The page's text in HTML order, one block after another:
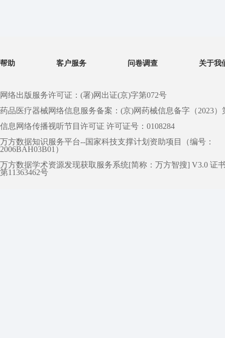
帮助 客户服务 问卷调查 关于我
网络出版服务许可证：(署)网出证(京)字第072号
药品医疗器械网络信息服务备案：(京)网药械信息备字（2023）
信息网络传播视听节目许可证 许可证号：0108284
万方数据知识服务平台--国家科技支撑计划资助项目（编号：
2006BAH03B01）
万方数据学术资源发现获取服务系统[简称：万方智搜] V3.0 证
第11363462号